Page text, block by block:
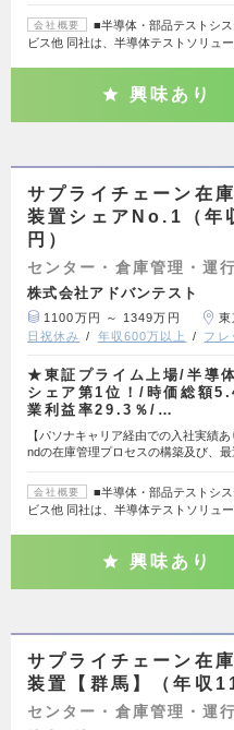
会社概要
■半導体・部品テストシ
ビス他 同社は、半導体テストソリュ
興味あり
サプライチェーン在
装置シェアNo.1（
円）
センター・倉庫管理・運
株式会社アドバンテスト
1100万円 ～ 1349万円 東
日祝休み
年収600万以上 フレ
★東証プライム上場/半導
シェア第1位！/時価総額
業利益率29.3％/…
【パソナキャリア経由での入社実績
ndの在庫管理プロセスの構築及び、最
会社概要
■半導体・部品テストシ
ビス他 同社は、半導体テストソリュ
興味あり
サプライチェーン在
装置【群馬】（年収
センター・倉庫管理・運